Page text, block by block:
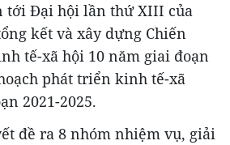
tới Đại hội lần thứ XIII của
kết và xây dựng Chiến
tế-xã hội 10 năm giai đoạn
phát triển kinh tế-xã
2021-2025.
đề ra 8 nhóm nhiệm vụ, giải